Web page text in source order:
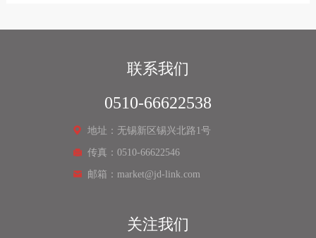
联系我们
0510-66622538
地址：无锡新区锡兴北路1号
传真：0510-66622546
邮箱：market@jd-link.com
关注我们